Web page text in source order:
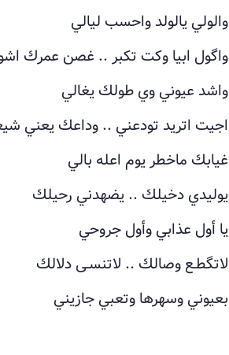
والولي يالولد واحسب ليالي
واگول ابيا وكت تكبر .. غصن عمرك
واشد عيوني وي طولك يغالي
اجيت اتريد تودعني .. وداعك يعني
غيابك ماخطر يوم اعله بالي
يوليدي دخيلك .. يضهدني رحيلك
يا أول عذابي وأول جروحي
لاتگطـع وصالك .. لاتنسـى دلالك
بعيوني وسهرها وتعبي جازيني